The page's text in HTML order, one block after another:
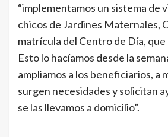
“implementamos un sistema de
chicos de Jardines Maternales,
matrícula del Centro de Día,
Esto lo hacíamos desde la
ampliamos a los beneficiarios, a
surgen necesidades y solicitan
se las llevamos a domicilio”.